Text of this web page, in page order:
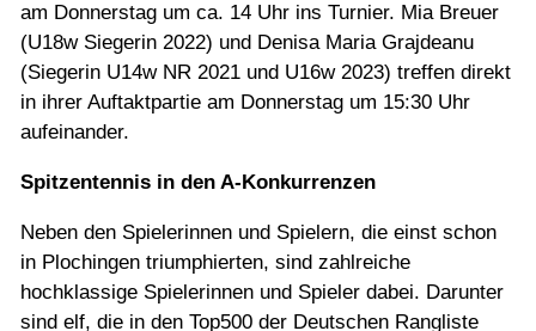
am Donnerstag um ca. 14 Uhr ins Turnier. Mia Breuer
(U18w Siegerin 2022) und Denisa Maria Grajdeanu
(Siegerin U14w NR 2021 und U16w 2023) treffen direkt
in ihrer Auftaktpartie am Donnerstag um 15:30 Uhr
aufeinander.
Spitzentennis in den A-Konkurrenzen
Neben den Spielerinnen und Spielern, die einst schon
in Plochingen triumphierten, sind zahlreiche
hochklassige Spielerinnen und Spieler dabei. Darunter
sind elf, die in den Top500 der Deutschen Rangliste